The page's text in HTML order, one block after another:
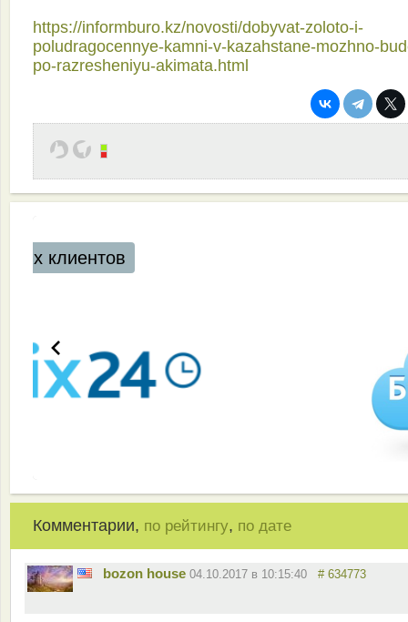
https://informburo.kz/novosti/dobyvat-zoloto-i-
poludragocennye-kamni-v-kazahstane-mozhno-
po-razresheniyu-akimata.html
Комментарии, по рейтингу, по дате
bozon house 04.10.2017 в 10:15:40 # 634773